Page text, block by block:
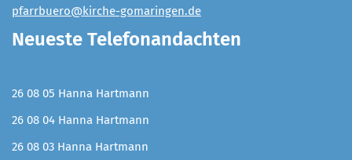
pfarrbuero@kirche-gomaringen.de
Neueste Telefonandachten
26 08 05 Hanna Hartmann
26 08 04 Hanna Hartmann
26 08 03 Hanna Hartmann